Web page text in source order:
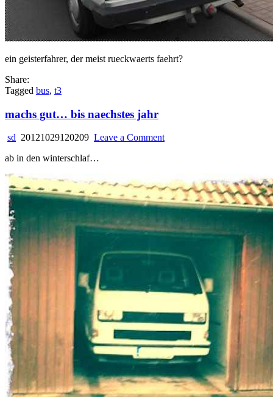
ein geisterfahrer, der meist rueckwaerts faehrt?
Share:
Tagged bus, t3
machs gut… bis naechstes jahr
sd 20121029120209 Leave a Commenton
naechstes
jahr
ab in den winterschlaf…